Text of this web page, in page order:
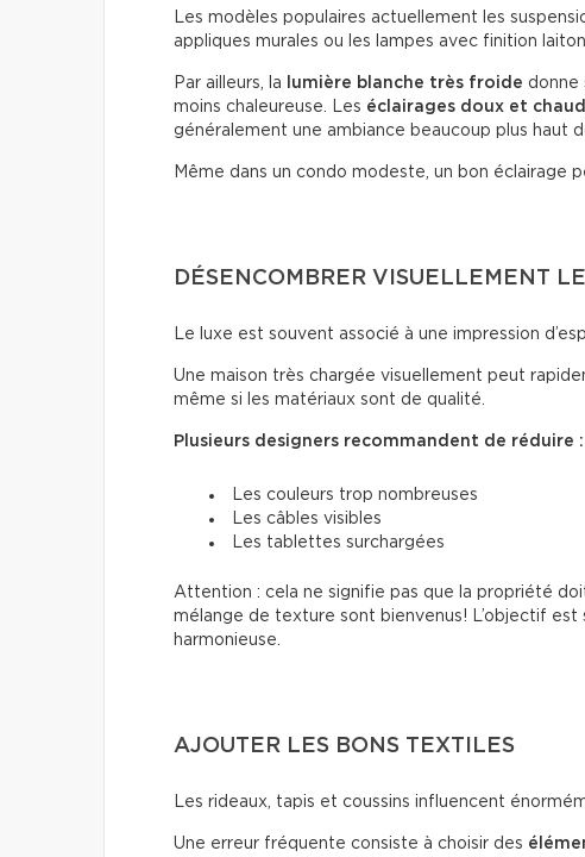
Les modèles populaires actuellement les
appliques murales ou les lampes avec finition
Par ailleurs, la lumière blanche très froide donne
moins chaleureuse. Les éclairages doux et
généralement une ambiance beaucoup plus haut
Même dans un condo modeste, un bon éclairage
DÉSENCOMBRER VISUELLEMENT
Le luxe est souvent associé à une impression
Une maison très chargée visuellement peut
même si les matériaux sont de qualité.
Plusieurs designers recommandent de réduire :
Les couleurs trop nombreuses
Les câbles visibles
Les tablettes surchargées
Attention : cela ne signifie pas que la propriété
mélange de texture sont bienvenus! L’objectif
harmonieuse.
AJOUTER LES BONS TEXTILES
Les rideaux, tapis et coussins influencent
Une erreur fréquente consiste à choisir des